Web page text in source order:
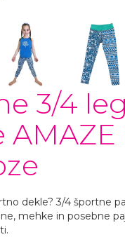
3/4
AMAZE
dekle? 3/4 športne
mehke in posebne